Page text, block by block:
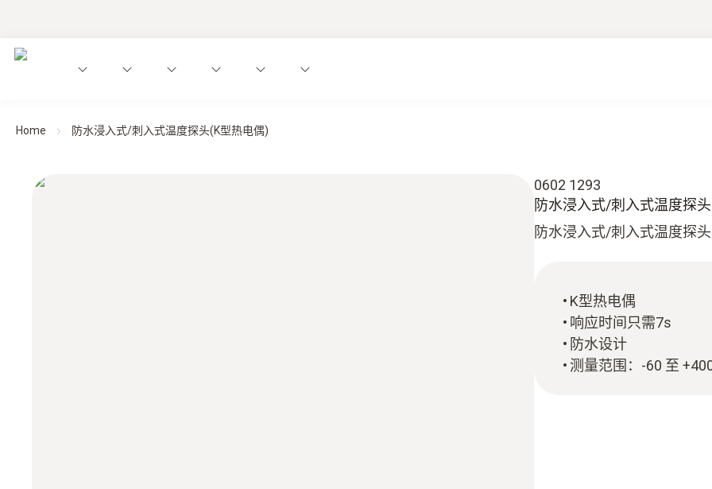
Home 防水浸入式/刺入式温度探头(K型热电偶)
0602 1293
防水浸入式/刺入式温度探
防水浸入式/刺入式温度探
K型热电偶
响应时间只需7s
防水设计
测量范围：-60 至